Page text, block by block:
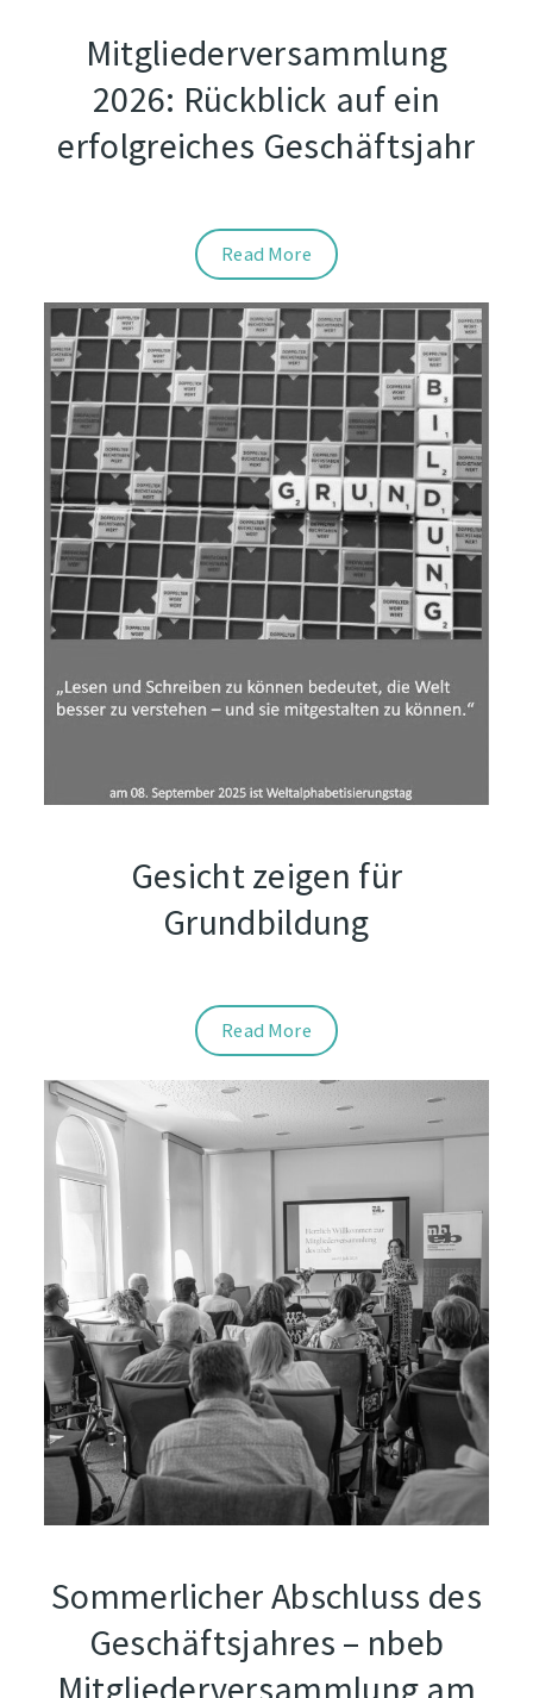
Mitgliederversammlung
2026: Rückblick auf ein
erfolgreiches Geschäftsjahr
Read More
Gesicht zeigen für
Grundbildung
Read More
Sommerlicher Abschluss des
Geschäftsjahres – nbeb
Mitgliederversammlung am